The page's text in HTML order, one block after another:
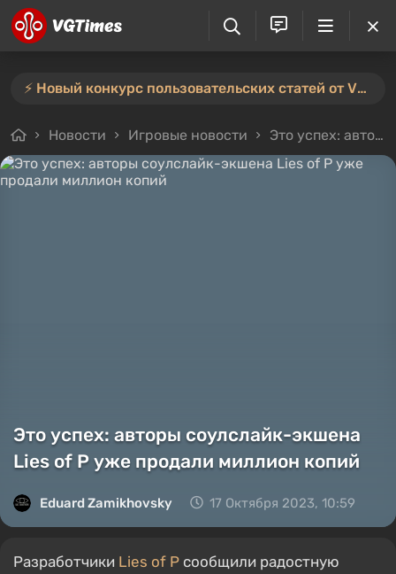
⚡️ Новый конкурс пользовательских статей от VGTimes — участвуйте тут ⚡️
Новости Игровые новости Это успех: авторы соулслайк-экшена Lies of P уже продали миллион копий
Это успех: авторы соулслайк-экшена
Lies of P уже продали миллион копий
Eduard Zamikhovsky 17 Октября 2023, 10:59
Разработчики Lies of P сообщили радостную